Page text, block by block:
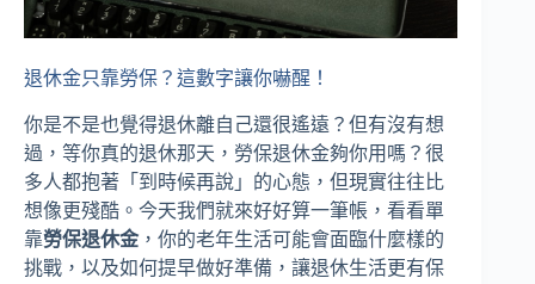
退休金只靠勞保？這數字讓你嚇醒！
你是不是也覺得退休離自己還很遙遠？但有沒有想
過，等你真的退休那天，勞保退休金夠你用嗎？很
多人都抱著「到時候再說」的心態，但現實往往比
想像更殘酷。今天我們就來好好算一筆帳，看看單
靠勞保退休金 ，你的老年生活可能會面臨什麼樣的
挑戰，以及如何提早做好準備，讓退休生活更有保